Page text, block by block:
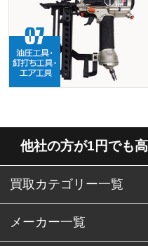
他社の方が1円でも
買取カテゴリー一覧
メーカー一覧